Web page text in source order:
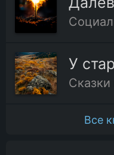
У
Сказки
Все